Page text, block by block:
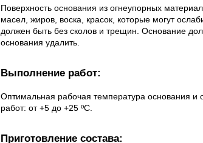
Поверхность основания из огнеупорных
масел, жиров, воска, красок, которые могут
должен быть без сколов и трещин. Основание
основания удалить.
Выполнение работ:
Оптимальная рабочая температура основания
работ: от +5 до +25 ºС.
Приготовление состава: